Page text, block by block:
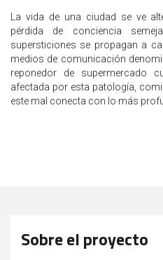
La vida de una ciudad se ve
pérdida de conciencia
supersticiones se propagan a
medios de comunicación
reponedor de supermercado
afectada por esta patología,
este mal conecta con lo más
Sobre el proyecto